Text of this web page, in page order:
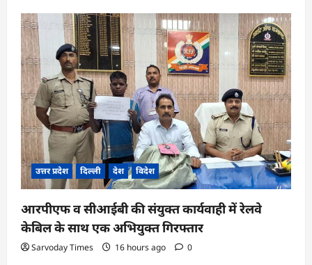
उत्तर प्रदेश दिल्ली देश विदेश
आरपीएफ व सीआईबी की संयुक्त कार्यवाही में रेलवे
केबिल के साथ एक अभियुक्त गिरफ्तार
Sarvoday Times 16 hours ago 0